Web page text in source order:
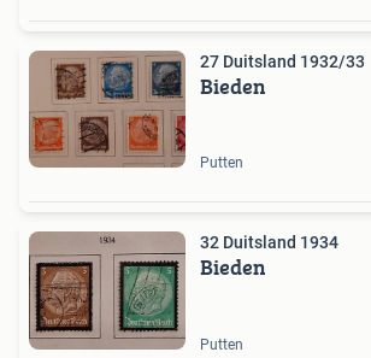
27 Duitsland 1932/33
Bieden
Putten
32 Duitsland 1934
Bieden
Putten